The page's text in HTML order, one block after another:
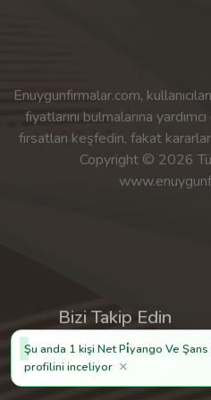
Şu anda 1 kişi Net Pi̇yango Ve
profilini inceliyor ×
Enuygunfirmalar.com,
fiyatlarını bulmalarına
fırsatları keşfedin, fakat
Copyright © 2026
Bizi Takip Edin